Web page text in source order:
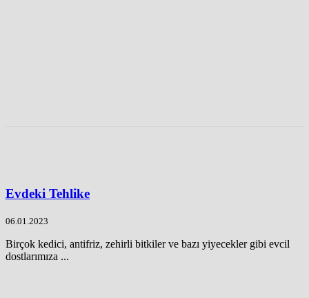
Evdeki Tehlike
06.01.2023
Birçok kedici, antifriz, zehirli bitkiler ve bazı yiyecekler gibi evcil
dostlarımıza ...